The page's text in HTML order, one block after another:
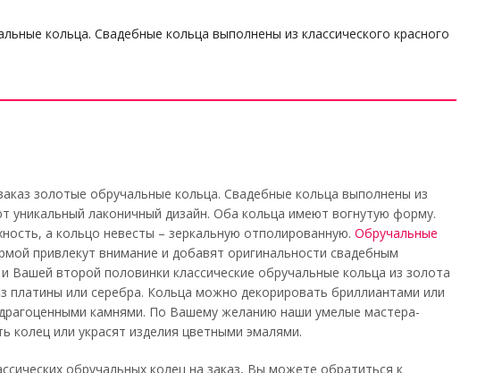
кольца. Свадебные кольца выполнены из классического красного
золотые обручальные кольца. Свадебные кольца выполнены из
уникальный лаконичный дизайн. Оба кольца имеют вогнутую форму.
а кольцо невесты – зеркальную отполированную. Обручальные
привлекут внимание и добавят оригинальности свадебным
Вашей второй половинки классические обручальные кольца из золота
платины или серебра. Кольца можно декорировать бриллиантами или
камнями. По Вашему желанию наши умелые мастера-
колец или украсят изделия цветными эмалями.
обручальных колец на заказ, Вы можете обратиться к